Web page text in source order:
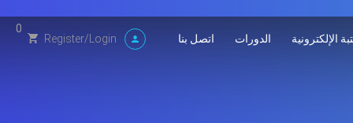
الإلكترونية الدورات اتصل بنا Register/Login
0